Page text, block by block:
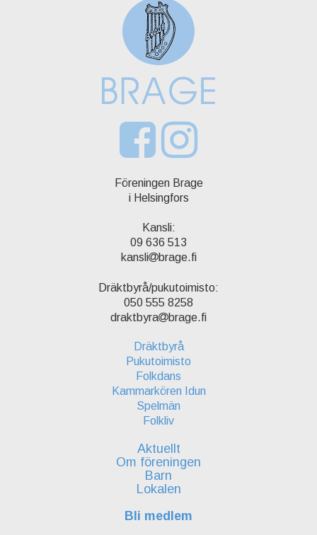
Föreningen Brage
i Helsingfors
Kansli:
09 636 513
kansli
brage.fi
Dräktbyrå/pukutoimisto:
050 555 8258
draktbyra
brage.fi
Dräktbyrå
Pukutoimisto
Folkdans
Kammarkören Idun
Spelmän
Folkliv
Aktuellt
Om föreningen
Barn
Lokalen
Bli medlem